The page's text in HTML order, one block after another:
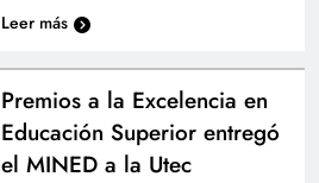
Leer más
Premios a la Excelencia en
Educación Superior entregó
el MINED a la Utec